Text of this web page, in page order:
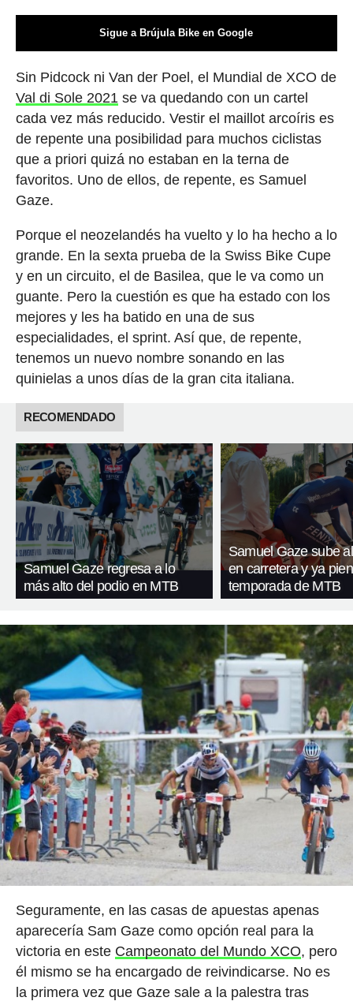
Sigue a Brújula Bike en Google
Sin Pidcock ni Van der Poel, el Mundial de XCO de
Val di Sole 2021 se va quedando con un cartel
cada vez más reducido. Vestir el maillot arcoíris es
de repente una posibilidad para muchos ciclistas
que a priori quizá no estaban en la terna de
favoritos. Uno de ellos, de repente, es Samuel
Gaze.
Porque el neozelandés ha vuelto y lo ha hecho a lo
grande. En la sexta prueba de la Swiss Bike Cupe
y en un circuito, el de Basilea, que le va como un
guante. Pero la cuestión es que ha estado con los
mejores y les ha batido en una de sus
especialidades, el sprint. Así que, de repente,
tenemos un nuevo nombre sonando en las
quinielas a unos días de la gran cita italiana.
RECOMENDADO
Samuel Gaze regresa a lo
más alto del podio en MTB
Samuel Gaze sube
en carretera y ya
temporada de MTB
Seguramente, en las casas de apuestas apenas
aparecería Sam Gaze como opción real para la
victoria en este Campeonato del Mundo XCO, pero
él mismo se ha encargado de reivindicarse. No es
la primera vez que Gaze sale a la palestra tras